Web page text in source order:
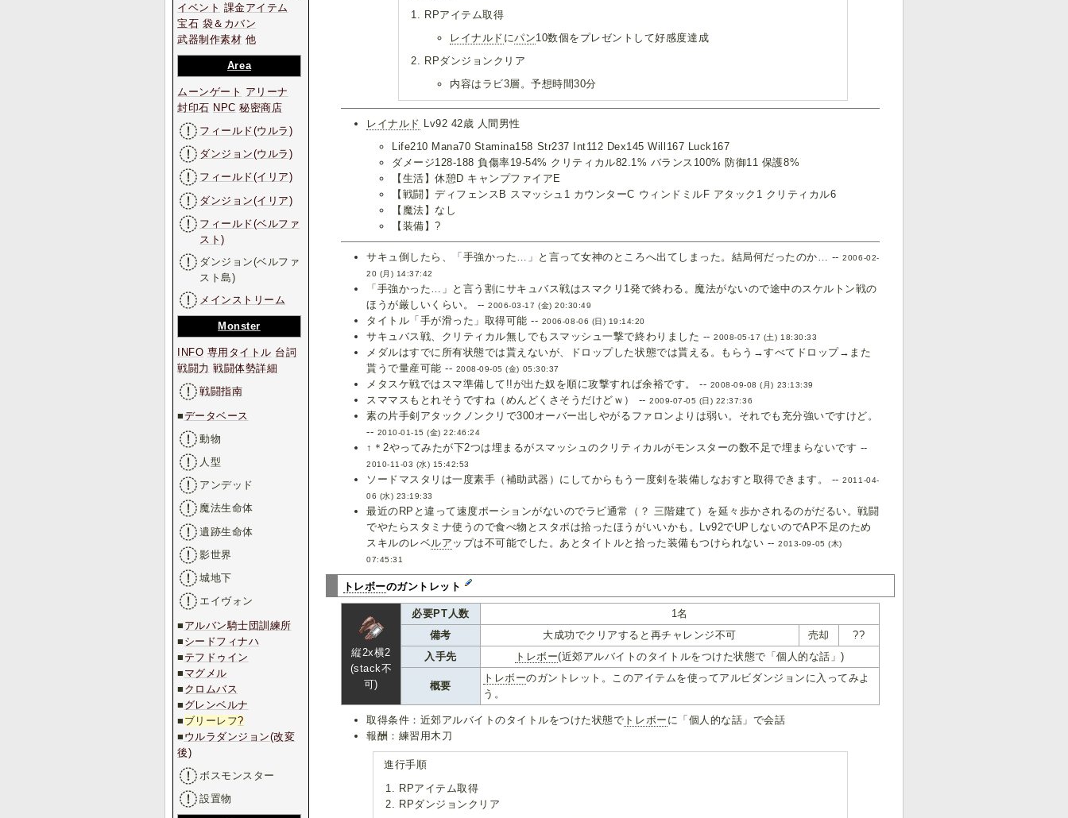
RPアイテム取得
レイナルド にパン10数個をプレゼントして好感度達成
RPダンジョンクリア
内容はラビ3層。予想時間30分
レイナルド
Lv92 42歳 人間男性
Life210 Mana70 Stamina158 Str237 Int112 Dex145 Will167 Luck167
ダメージ128-188 負傷率19-54% クリティカル82.1% バランス100% 防御11 保護8%
【生活】休憩D キャンプファイアE
【戦闘】ディフェンスB スマッシュ1 カウンターC ウィンドミルF アタック1 クリティカル6
【魔法】なし
【装備】?
サキュ倒したら、「手強かった…」と言って女神のところへ出てしまった。結局何だったのか… --2006-02-
20 (月) 14:37:42
「手強かった…」と言う割にサキュバス戦はスマクリ1発で終わる。魔法がないので途中のスケルトン戦の
ほうが厳しいくらい。 --2006-03-17 (金) 20:30:49
タイトル「手が滑った」取得可能 -- 2006-08-06 (日) 19:14:20
サキュバス戦、クリティカル無しでもスマッシュ一撃で終わりました --2008-05-17 (土) 18:30:33
メダルはすでに所有状態では貰えないが、ドロップした状態では貰える。もらう→すべてドロップ→また
貰うで量産可能 -- 2008-09-05 (金) 05:30:37
メタスケ戦ではスマ準備して!!が出た奴を順に攻撃すれば余裕です。 -- 2008-09-08 (月) 23:13:39
スママスもとれそうですね（めんどくさそうだけどｗ） --2009-07-05 (日) 22:37:36
素の片手剣アタックノンクリで300オーバー出しやがるファロンよりは弱い。それでも充分強いですけど。
-- 2010-01-15 (金) 22:46:24
↑＊2やってみたが下2つは埋まるがスマッシュのクリティカルがモンスターの数不足で埋まらないです --
2010-11-03 (水) 15:42:53
ソードマスタリは一度素手（補助武器）にしてからもう一度剣を装備しなおすと取得できます。 --2011-04-
06 (水) 23:19:33
最近のRPと違って速度ポーションがないのでラビ通常（？ 三階建て）を延々歩かされるのがだるい。戦闘
でやたらスタミナ使うので食べ物とスタポは拾ったほうがいいかも。Lv92でUPしないのでAP不足のため
スキルのレベルア ップは不可能でした。あとタイトルと拾った装備もつけられない --2013-09-05 (木)
07:45:31
トレボーのガントレット
縦2x横2
(stack不
可)
必要PT人数
1名
備考
大成功でクリアすると再チャレンジ不可 売却
??
入手先
トレボー(近郊アルバイトのタイトルをつけた状態で「個人的な話」)
概要
トレボーのガントレット。このアイテムを使ってアルビダンジョンに入ってみよ
う。
取得条件：近郊アルバイトのタイトルをつけた状態で トレボー に「個人的な話」で会話
報酬：練習用木刀
進行手順
RPアイテム取得
RPダンジョンクリア
イベント 課金アイテム
宝石 袋＆カバン
武器制作素材 他
Area
ムーンゲート アリーナ
封印石 NPC 秘密商店
フィールド(ウルラ)
ダンジョン(ウルラ)
フィールド(イリア)
ダンジョン(イリア)
フィールド(ベルファ
スト)
ダンジョン(ベルファ
スト島)
メインストリーム
Monster
INFO 専用タイトル 台詞
戦闘力 戦闘体勢詳細
戦闘指南
■データベース
動物
人型
アンデッド
魔法生命体
遺跡生命体
影世界
城地下
エイヴォン
■ アルバン騎士団訓練所
■ シードフィナハ
■ テフドゥイン
■ マグメル
■ クロムバス
■ グレンベルナ
■ ブリーレフ?
■ ウルラダンジョン(改変
後)
ボスモンスター
設置物